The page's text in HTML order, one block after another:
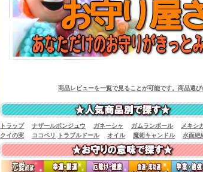
商品レビューを一覧で見ることが可能です。商品選びの参考になさって
トラップ
ナザールボンジュウ ガネーシャ ガムランボール メキシ
クイの実
ココペリ トラブルドール オイル 魔術キャンドル 水面絶